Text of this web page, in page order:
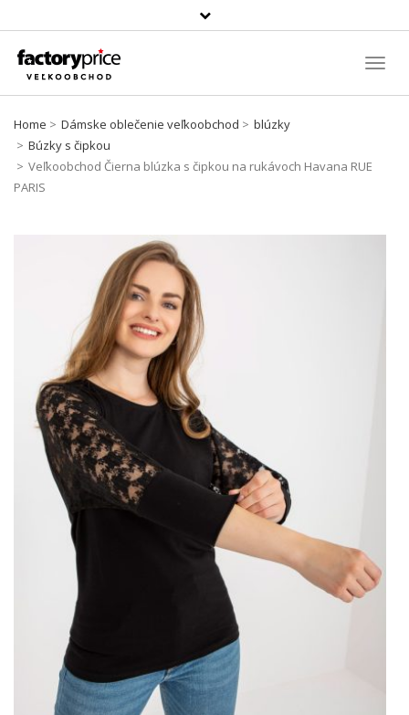
Szukaj
produktu
Home Dámske oblečenie veľkoobchod
blúzky
Búzky s čipkou
Veľkoobchod Čierna blúzka s čipkou na rukávoch Havana RUE
PARIS